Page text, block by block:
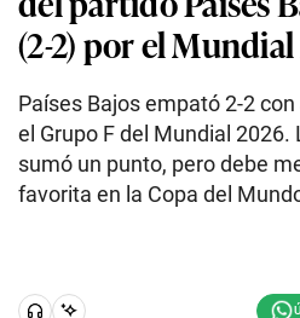
(2-2) por el
Países Bajos empató 2-2
el Grupo F del Mundial 2026.
sumó un punto, pero debe
favorita en la Copa del